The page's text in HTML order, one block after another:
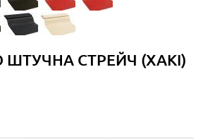
ШТУЧНА СТРЕЙЧ (ХАКІ)